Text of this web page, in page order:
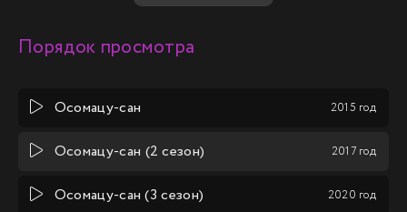
Порядок просмотра
Осомацу-сан 2015 год
Осомацу-сан (2 сезон) 2017 год
Осомацу-сан (3 сезон) 2020 год